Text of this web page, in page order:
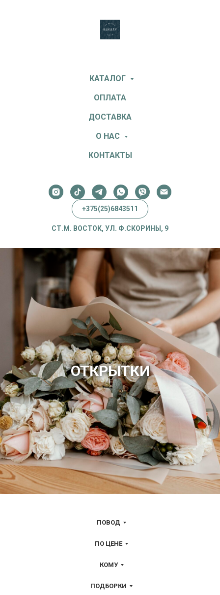
КАТАЛОГ
ОПЛАТА
ДОСТАВКА
О НАС
КОНТАКТЫ
+375(25)6843511
СТ.М. ВОСТОК, УЛ. Ф.СКОРИНЫ, 9
ОТКРЫТКИ
ПОВОД
ПО ЦЕНЕ
КОМУ
ПОДБОРКИ